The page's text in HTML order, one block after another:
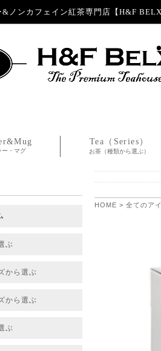
&ノンカフェイン紅茶専門店【H&F BELX
ー・マグ
Tea（Series）
お茶（種類から選ぶ）
ぶ
から選ぶ
から選ぶ
ぶ
HOME > 全てのア